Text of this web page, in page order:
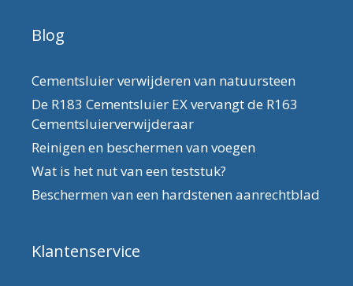
Blog
Cementsluier verwijderen van natuursteen
De R183 Cementsluier EX vervangt de R163
Cementsluierverwijderaar
Reinigen en beschermen van voegen
Wat is het nut van een teststuk?
Beschermen van een hardstenen aanrechtblad
Klantenservice